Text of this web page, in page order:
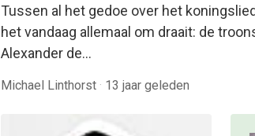
Tussen al het gedoe over het
het vandaag allemaal om draait: de
Alexander de…
Michael Linthorst · 13 jaar geleden